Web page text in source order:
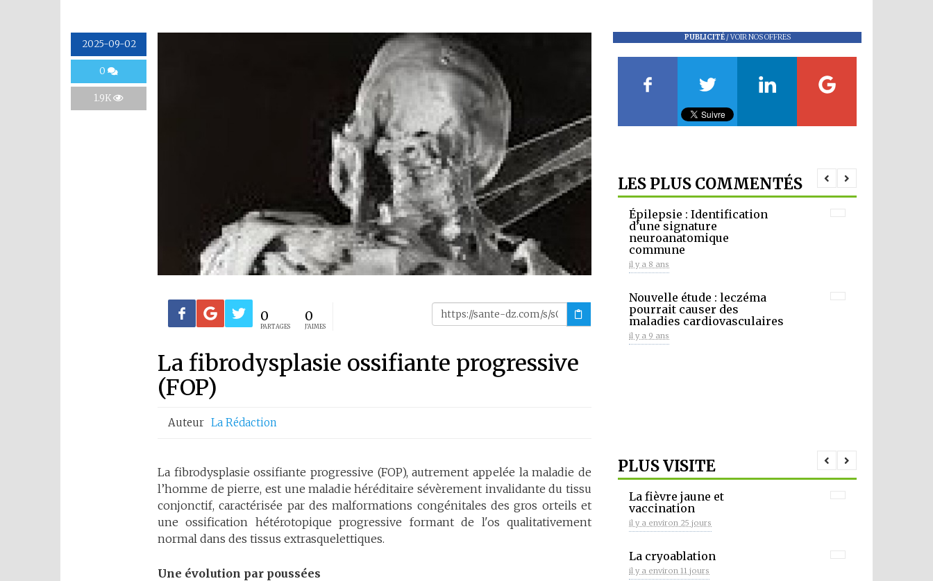
2025-09-02
0
1.9K
0
PARTAGES
0
J'AIMES
La fibrodysplasie ossifiante progressive
(FOP)
Auteur La Rédaction
La fibrodysplasie ossifiante progressive (FOP), autrement appelée la maladie de
l’homme de pierre, est une maladie héréditaire sévèrement invalidante du tissu
conjonctif, caractérisée par des malformations congénitales des gros orteils et
une ossification hétérotopique progressive formant de l'os qualitativement
normal dans des tissus extrasquelettiques.
Une évolution par poussées
PUBLICITÉ/VOIR NOS OFFRES
LES PLUS COMMENTÉS
Épilepsie : Identification
d’une signature
neuroanatomique
commune
il y a 8 ans
Nouvelle étude : leczéma
pourrait causer des
maladies cardiovasculaires
il y a 9 ans
PLUS VISITE
La fièvre jaune et
vaccination
il y a environ 25 jours
La cryoablation
il y a environ 11 jours